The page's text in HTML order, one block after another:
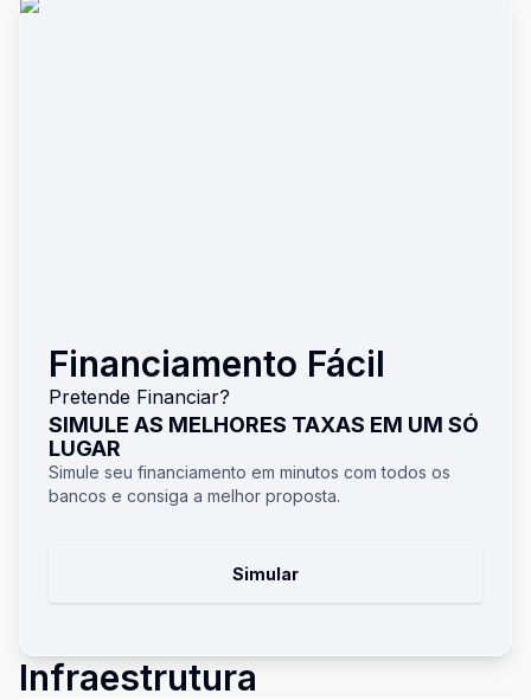
Financiamento Fácil
Pretende Financiar?
SIMULE AS MELHORES TAXAS EM UM SÓ
LUGAR
Simule seu financiamento em minutos com todos os
bancos e consiga a melhor proposta.
Simular
Infraestrutura